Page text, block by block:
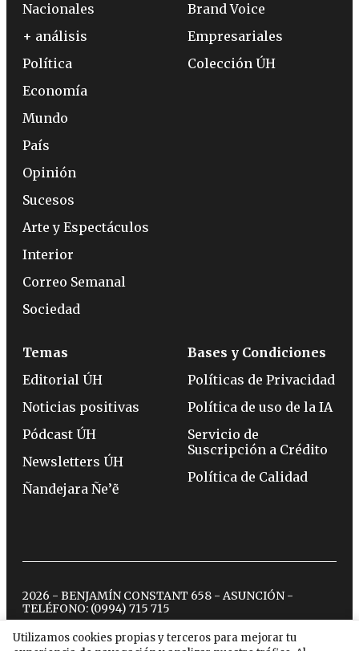
Utilizamos cookies propias y terceros para mejorar tu
Nacionales
+ análisis
Política
Economía
Mundo
País
Opinión
Sucesos
Arte y Espectáculos
Interior
Correo Semanal
Sociedad
Brand Voice
Empresariales
Colección ÚH
Temas
Editorial ÚH
Noticias positivas
Pódcast ÚH
Newsletters ÚH
Ñandejara Ñe’ẽ
Bases y Condiciones
Políticas de Privacidad
Política de uso de la IA
Servicio de
Suscripción a Crédito
Política de Calidad
2026 - BENJAMÍN CONSTANT 658 - ASUNCIÓN -
TELÉFONO: (0994) 715 715